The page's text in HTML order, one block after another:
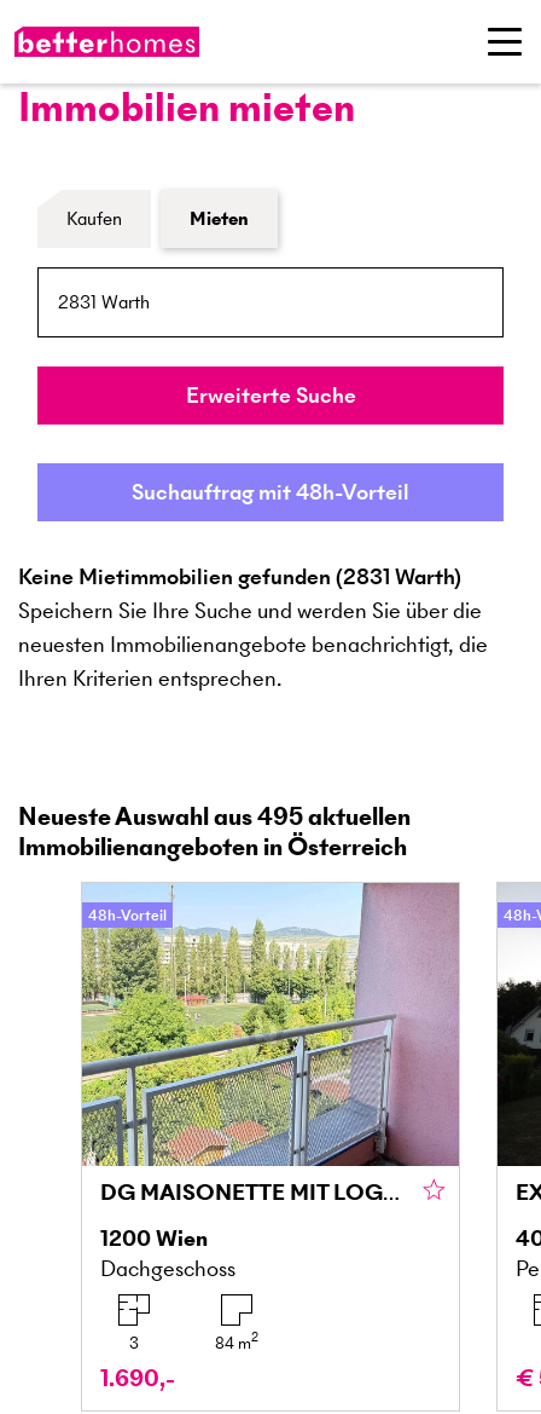
Immobilien mieten
Formular Immobiliensuche
Kaufen Mieten
Umkreis
Erweiterte Suche
Suchauftrag mit 48h-Vorteil
Keine Mietimmobilien gefunden (2831 Warth)
Speichern Sie Ihre Suche und werden Sie über die
neuesten Immobilienangebote benachrichtigt, die
Ihren Kriterien entsprechen.
Neueste Auswahl aus495aktuellen
Immobilienangeboten in Österreich
48h-Vorteil
DG MAISONETTE MIT LOGGIA UND GRÜNBLICK IN DONAU NÄHE
1200Wien
Dachgeschoss
3 84m2
1.690,-
48h-
€